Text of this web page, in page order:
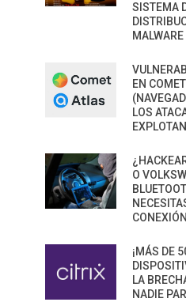
SISTEMA
MALWARE
EN
LOS
EXPLOTAN
O
¡MÁS DE
LA
NADIE